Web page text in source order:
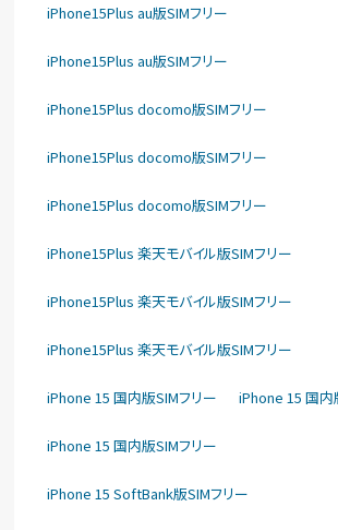
iPhone15Plus au版SIMフリー
iPhone15Plus au版SIMフリー
iPhone15Plus docomo版SIMフリー
iPhone15Plus docomo版SIMフリー
iPhone15Plus docomo版SIMフリー
iPhone15Plus 楽天モバイル版SIMフリー
iPhone15Plus 楽天モバイル版SIMフリー
iPhone15Plus 楽天モバイル版SIMフリー
iPhone 15 国内版SIMフリー iPhone 15 国内
iPhone 15 国内版SIMフリー
iPhone 15 SoftBank版SIMフリー